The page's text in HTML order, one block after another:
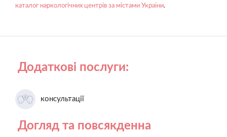
каталог наркологічних центрів за містами України.
Додаткові послуги:
консультації
Догляд та повсякденна